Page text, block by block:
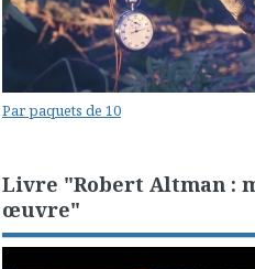
Par paquets de 10
Livre "Robert Altman :
œuvre"